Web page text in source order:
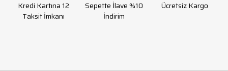
Kredi Kartına 12
Taksit İmkanı
Sepette İlave %10
İndirim
Ücretsiz Kargo